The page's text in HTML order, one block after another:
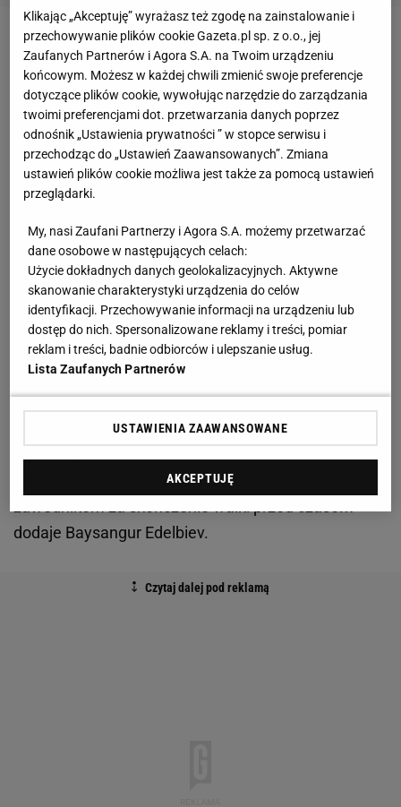
A już w sobotę, 1 lipca o godz. 18:00, w hali ERGO
ARENAzobaczymy jedenaście pojedynkówMMA
światowym poziomie. Wwalcewieczoru Polak, Karol
Celiński zmierzy się z Brazylijczykiem Vinny’m
Magalhaesem. W klatce ACB zobaczymy również
silną, lokalną reprezentację fighterów: Piotra
Hallmanna, Ireneusza Szydłowskiego, Kacpra
Formelę i Sebastiana Przybysza.
- Dewiza naszej organizacji to „Less show, more
fighting”. Stawiamy przede wszystkim na wysoki
poziom sportowy gal i równe pojedynki, a walki w
klatce ACB są nieprzewidywalne i pełne zwrotów
akcji. - mówi Baysangur Edelbiev, przedstawiciel
organizacji ACB na Europę. - Podczas najbliższej gali
ACB 63 w Trójmieście, dodatkowym gwarantem
5000$, które organizacja wypłaci wszystkim
dodaje Baysangur Edelbiev.
Klikając „Akceptuję” wyrażasz też zgodę na zainstalowanie i
przechowywanie plików cookie Gazeta.pl sp. z o.o., jej
Zaufanych Partnerów i Agora S.A. na Twoim urządzeniu
końcowym. Możesz w każdej chwili zmienić swoje preferencje
dotyczące plików cookie, wywołując narzędzie do zarządzania
twoimi preferencjami dot. przetwarzania danych poprzez
odnośnik „Ustawienia prywatności ” w stopce serwisu i
przechodząc do „Ustawień Zaawansowanych”. Zmiana
ustawień plików cookie możliwa jest także za pomocą ustawień
przeglądarki.
My, nasi Zaufani Partnerzy i Agora S.A. możemy przetwarzać
dane osobowe w następujących celach:
Użycie dokładnych danych geolokalizacyjnych. Aktywne
skanowanie charakterystyki urządzenia do celów
identyfikacji. Przechowywanie informacji na urządzeniu lub
dostęp do nich. Spersonalizowane reklamy i treści, pomiar
reklam i treści, badnie odbiorców i ulepszanie usług.
Lista Zaufanych Partnerów
USTAWIENIA ZAAWANSOWANE
AKCEPTUJĘ